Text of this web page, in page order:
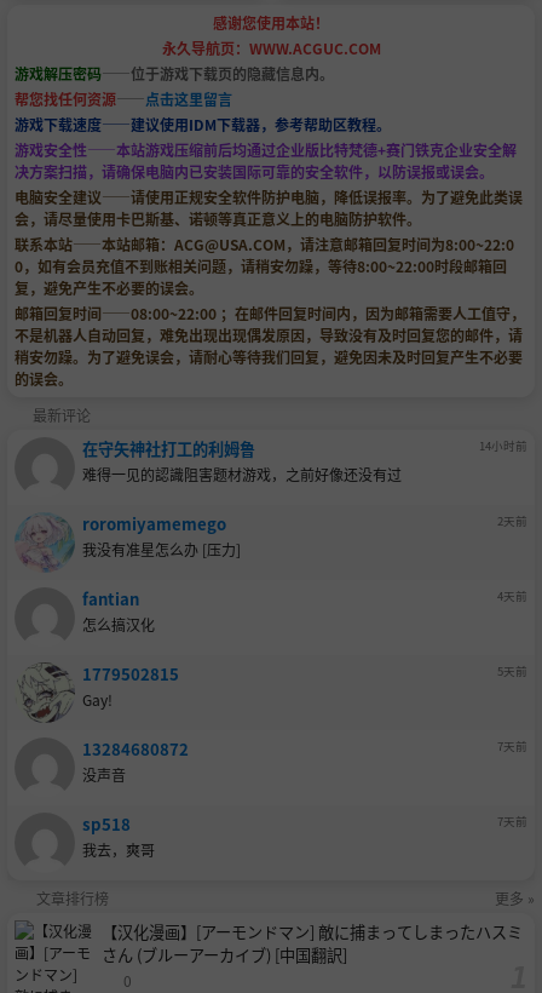
感谢您使用本站！
永久导航页：WWW.ACGUC.COM
游戏解压密码——位于游戏下载页的隐藏信息内。
帮您找任何资源——点击这里留言
游戏下载速度——建议使用IDM下载器，参考帮助区教程。
游戏安全性——本站游戏压缩前后均通过企业版比特梵德+赛门铁克企业安全解
决方案扫描，请确保电脑内已安装国际可靠的安全软件，以防误报或误会。
电脑安全建议——请使用正规安全软件防护电脑，降低误报率。为了避免此类误
会，请尽量使用卡巴斯基、诺顿等真正意义上的电脑防护软件。
联系本站——本站邮箱： ACG@USA.COM，请注意邮箱回复时间为8:00~22:0
0，如有会员充值不到账相关问题，请稍安勿躁，等待8:00~22:00时段邮箱回
复，避免产生不必要的误会。
邮箱回复时间——08:00~22:00 ；在邮件回复时间内，因为邮箱需要人工值守，
不是机器人自动回复，难免出现出现偶发原因，导致没有及时回复您的邮件，请
稍安勿躁。为了避免误会，请耐心等待我们回复，避免因未及时回复产生不必要
的误会。
最新评论
在守矢神社打工的利姆鲁 14小时前
难得一见的認識阻害题材游戏，之前好像还没有过
roromiyamemego 2天前
我没有准星怎么办 [压力]
fantian 4天前
怎么搞汉化
1779502815 5天前
Gay!
13284680872 7天前
没声音
sp518 7天前
我去，爽哥
文章排行榜 更多 »
【汉化漫画】[アーモンドマン] 敵に捕まってしまったハスミ
さん (ブルーアーカイブ) [中国翻訳]
0